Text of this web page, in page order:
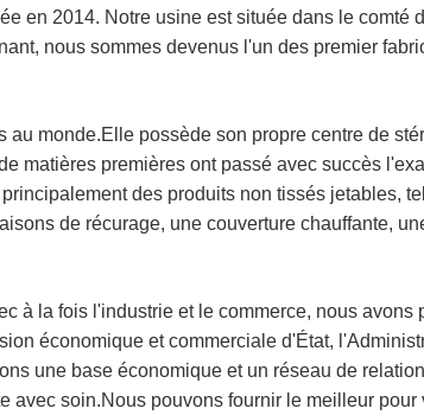
en 2014. Notre usine est située dans le comté
nous sommes devenus l'un des premier
monde.Elle possède son propre centre de
matières premières ont passé avec succès
des produits non tissés jetables,
de récurage, une couverture chauffante,
à la fois l'industrie et le commerce, nous avons
économique et commerciale d'État,
une base économique et un réseau de
avec soin.Nous pouvons fournir le meilleur